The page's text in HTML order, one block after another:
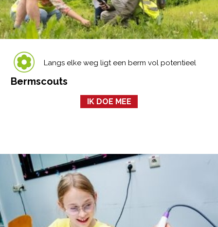
Langs elke weg ligt een berm vol potentieel
Bermscouts
IK DOE MEE